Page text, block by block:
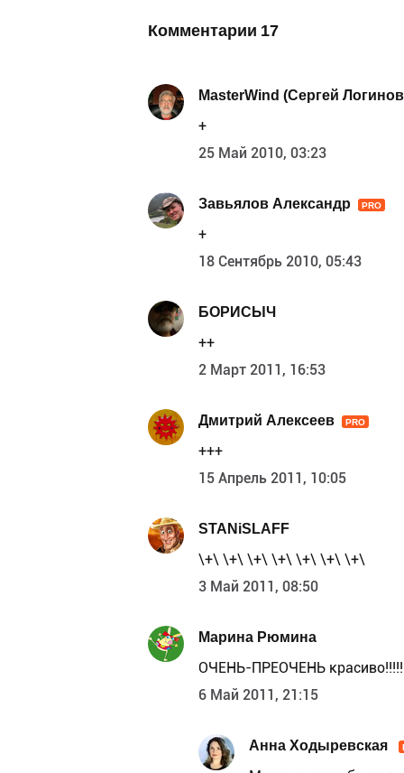
Комментарии 17
MasterWind (Сергей
+
25 Май 2010, 03:23
Завьялов Александр PRO
+
18 Сентябрь 2010, 05:43
БОРИСЫЧ
++
2 Март 2011, 16:53
Дмитрий Алексеев PRO
+++
15 Апрель 2011, 10:05
STANiSLAFF
\+\ \+\ \+\ \+\ \+\ \+\ \+\
3 Май 2011, 08:50
Марина Рюмина
ОЧЕНЬ-ПРЕОЧЕНЬ
6 Май 2011, 21:15
Анна Ходыревская